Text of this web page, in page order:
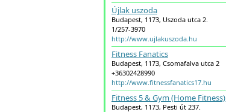
Újlak uszoda
Budapest, 1173, Uszoda utca 2.
1/257-3970
http://www.ujlakuszoda.hu
Fitness Fanatics
Budapest, 1173, Csomafalva utca 2
+36302428990
http://www.fitnessfanatics17.hu
Fitness 5 & Gym (Home Fitness)
Budapest, 1173, Pesti út 237.